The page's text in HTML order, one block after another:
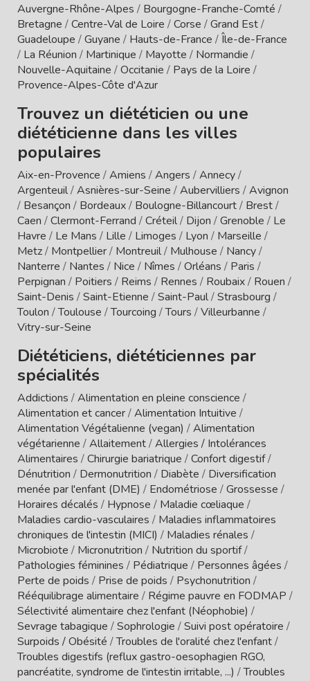
Auvergne-Rhône-Alpes / Bourgogne-Franche-Comté /
Bretagne /Centre-Val de Loire /Corse /Grand Est/
Guadeloupe /Guyane / Hauts-de-France /Île-de-France
/ La Réunion / Martinique / Mayotte / Normandie /
Nouvelle-Aquitaine /Occitanie / Pays de la Loire /
Provence-Alpes-Côte d'Azur
Trouvez un diététicien ou une
diététicienne dans les villes
populaires
Aix-en-Provence /Amiens /Angers /Annecy/
Argenteuil/Asnières-sur-Seine /Aubervilliers /Avignon
/ Besançon / Bordeaux/ Boulogne-Billancourt/ Brest/
Caen /Clermont-Ferrand /Créteil/ Dijon /Grenoble / Le
Havre / Le Mans / Lille / Limoges / Lyon / Marseille /
Metz/ Montpellier/ Montreuil/ Mulhouse / Nancy/
Nanterre / Nantes / Nice / Nîmes /Orléans / Paris /
Perpignan / Poitiers / Reims / Rennes / Roubaix/ Rouen /
Saint-Denis /Saint-Etienne /Saint-Paul/Strasbourg /
Toulon /Toulouse /Tourcoing /Tours /Villeurbanne /
Vitry-sur-Seine
Diététiciens, diététiciennes par
spécialités
Addictions /Alimentation en pleine conscience /
Alimentation et cancer/Alimentation Intuitive /
Alimentation Végétalienne (vegan) /Alimentation
végétarienne /Allaitement/Allergies / Intolérances
Alimentaires /Chirurgie bariatrique /Confort digestif/
Dénutrition / Dermonutrition / Diabète / Diversification
menée par l'enfant (DME) / Endométriose /Grossesse /
Horaires décalés / Hypnose / Maladie cœliaque /
Maladies cardio-vasculaires / Maladies inflammatoires
chroniques de l'intestin (MICI) / Maladies rénales /
Microbiote / Micronutrition / Nutrition du sportif/
Pathologies féminines / Pédiatrique / Personnes âgées /
Perte de poids / Prise de poids / Psychonutrition /
Rééquilibrage alimentaire / Régime pauvre en FODMAP /
Sélectivité alimentaire chez l'enfant (Néophobie) /
Sevrage tabagique /Sophrologie /Suivi post opératoire /
Surpoids / Obésité /Troubles de l'oralité chez l'enfant/
Troubles digestifs (reflux gastro-oesophagien RGO,
pancréatite, syndrome de l'intestin irritable, ...) /Troubles